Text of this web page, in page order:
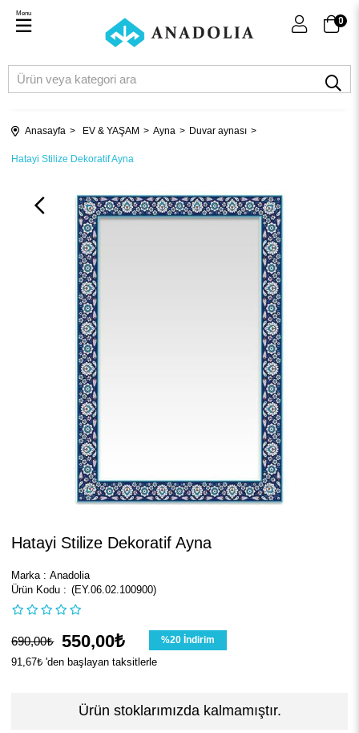
0
Menu
Anasayfa EV & YAŞAM Ayna Duvar aynası
Hatayi Stilize Dekoratif Ayna
Hatayi Stilize Dekoratif Ayna
Marka : Anadolia
(EY.06.02.100900)
690,00₺ 550,00₺ %20 İndirim
91,67₺ 'den başlayan taksitlerle
Ürün stoklarımızda kalmamıştır.